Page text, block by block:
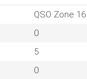
QSO Zone
0
5
0